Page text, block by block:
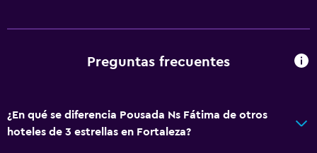
Preguntas frecuentes
¿En qué se diferencia Pousada Ns Fátima de otros
hoteles de 3 estrellas en Fortaleza?